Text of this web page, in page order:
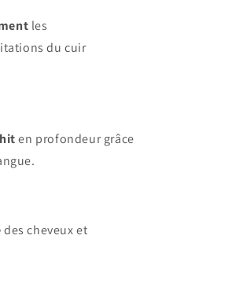
les
du cuir
en profondeur grâce
des cheveux et